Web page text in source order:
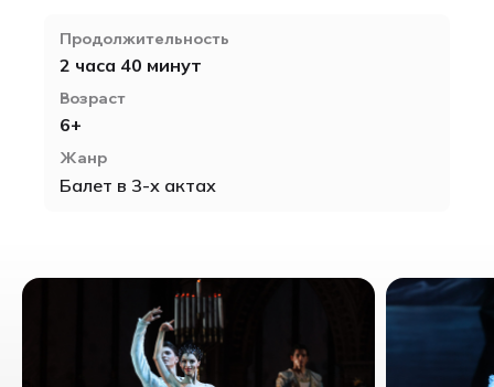
Продолжительность
2 часа 40 минут
Возраст
6+
Жанр
Балет в 3-х актах